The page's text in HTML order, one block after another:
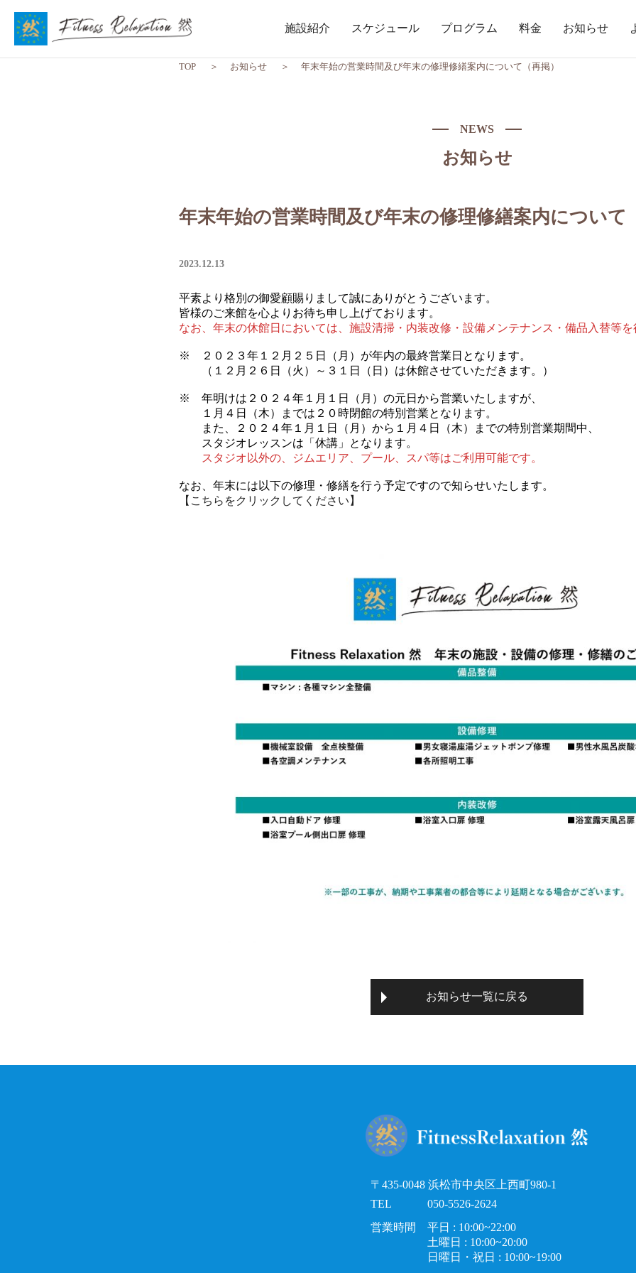
施設紹介 スケジュール プログラム 料金 お知らせ
TOP お知らせ 年末年始の営業時間及び年末の修理修繕案内について（再掲）
NEWS
お知らせ
年末年始の営業時間及び年末の修理修繕案内について
2023.12.13
平素より格別の御愛顧賜りまして誠にありがとうございます。
皆様のご来館を心よりお待ち申し上げております。
なお、年末の休館日においては、 施設清掃・内装改修・設備メンテナンス・備品入替等を
※ ２０２３年１２月２５日（月）が年内の最終営業日となります。
（１２月２６日（火）～３１日（日）は休館させていただきます。）
※ 年明けは２０２４年１月１日（月）の元日から営業いたしますが、
１月４日（木）までは２０時閉館の特別営業となります。
また、２０２４年１月１日（月）から１月４日（木）までの特別営業期間中、
スタジオレッスンは「休講」となります。
スタジオ以外の、ジムエリア、プール、スパ等はご利用可能です。
なお、年末には以下の修理・修繕を行う予定ですので知らせいたします。
【こちらをクリックしてください】
お知らせ一覧に戻る
〒435-0048 浜松市中央区上西町980-1
TEL
050-5526-2624
営業時間
平日 : 10:00~22:00
土曜日 : 10:00~20:00
日曜日・祝日 : 10:00~19:00